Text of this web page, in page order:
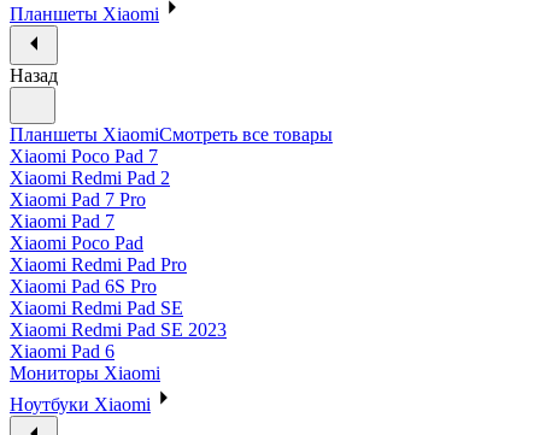
Планшеты Xiaomi
Назад
Планшеты XiaomiСмотреть все товары
Xiaomi Poco Pad 7
Xiaomi Redmi Pad 2
Xiaomi Pad 7 Pro
Xiaomi Pad 7
Xiaomi Poco Pad
Xiaomi Redmi Pad Pro
Xiaomi Pad 6S Pro
Xiaomi Redmi Pad SE
Xiaomi Redmi Pad SE 2023
Xiaomi Pad 6
Мониторы Xiaomi
Ноутбуки Xiaomi